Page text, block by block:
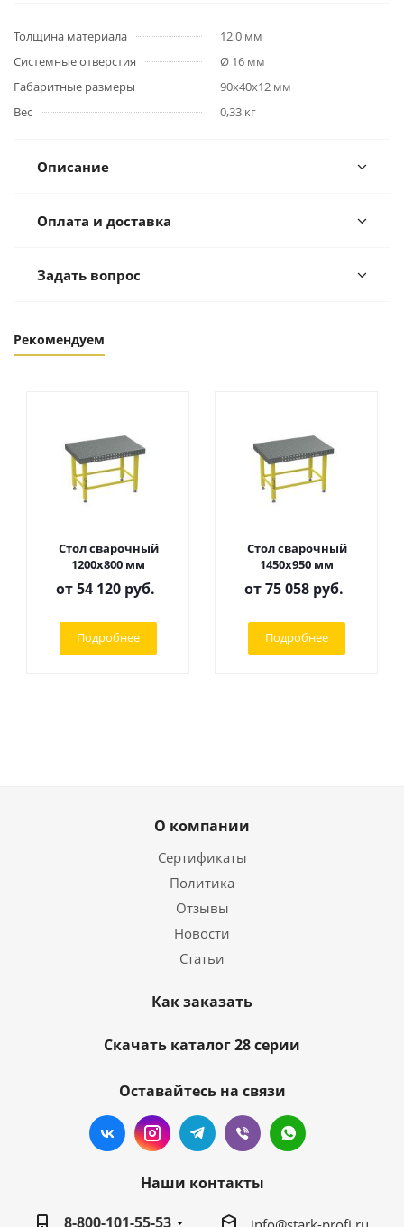
Толщина материала
12,0 мм
Системные отверстия
Ø 16 мм
Габаритные размеры
90х40х12 мм
Вес
0,33 кг
Описание
Оплата и доставка
Задать вопрос
Рекомендуем
Стол сварочный
1200х800 мм
от54 120 руб.
Подробнее
Стол сварочный
1450х950 мм
от75 058 руб.
Подробнее
О компании
Сертификаты
Политика
Отзывы
Новости
Статьи
Как заказать
Скачать каталог 28 серии
Оставайтесь на связи
Наши контакты
8-800-101-55-53